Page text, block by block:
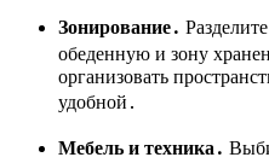
Зонирование․
обеденную и зону
организовать
удобной․
Мебель и техника․